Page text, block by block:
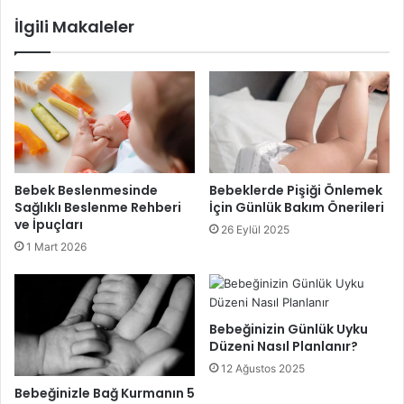
Bebeklere Bağırmanın Zararları
İlgili Makaleler
Bebek Beslenmesinde
Sağlıklı Beslenme Rehberi
ve İpuçları
1 Mart 2026
Bebeklerde Pişiği Önlemek
İçin Günlük Bakım Önerileri
26 Eylül 2025
Bebeğinizle Bağ Kurmanın 5
Bebeğinizin Günlük Uyku
Düzeni Nasıl Planlanır?
12 Ağustos 2025